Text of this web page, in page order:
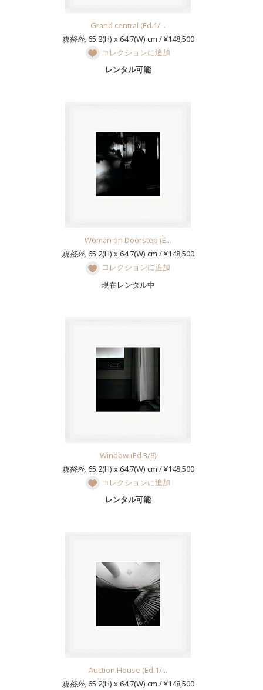
Grand central (Ed.1/...
規格外, 65.2(H) x 64.7(W) cm / ¥148,500
コレクションに追加
レンタル可能
Woman on Doorstep (E...
規格外, 65.2(H) x 64.7(W) cm / ¥148,500
コレクションに追加
現在レンタル中
Window (Ed.3/8)
規格外, 65.2(H) x 64.7(W) cm / ¥148,500
コレクションに追加
レンタル可能
Auction House (Ed.1/...
規格外, 65.2(H) x 64.7(W) cm / ¥148,500